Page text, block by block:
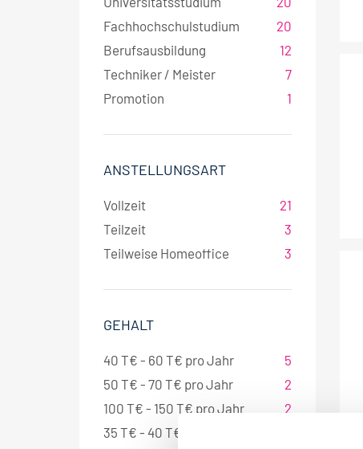
Fachhochschulstudium
20
Berufsausbildung
12
Techniker / Meister
7
Promotion
1
ANSTELLUNGSART
Vollzeit
21
Teilzeit
3
Teilweise Homeoffice
3
GEHALT
40 T€ - 60 T€ pro Jahr
5
50 T€ - 70 T€ pro Jahr
2
100 T€ - 150 T€ pro Jahr
2
35 T€ - 40 T€ pro Jahr